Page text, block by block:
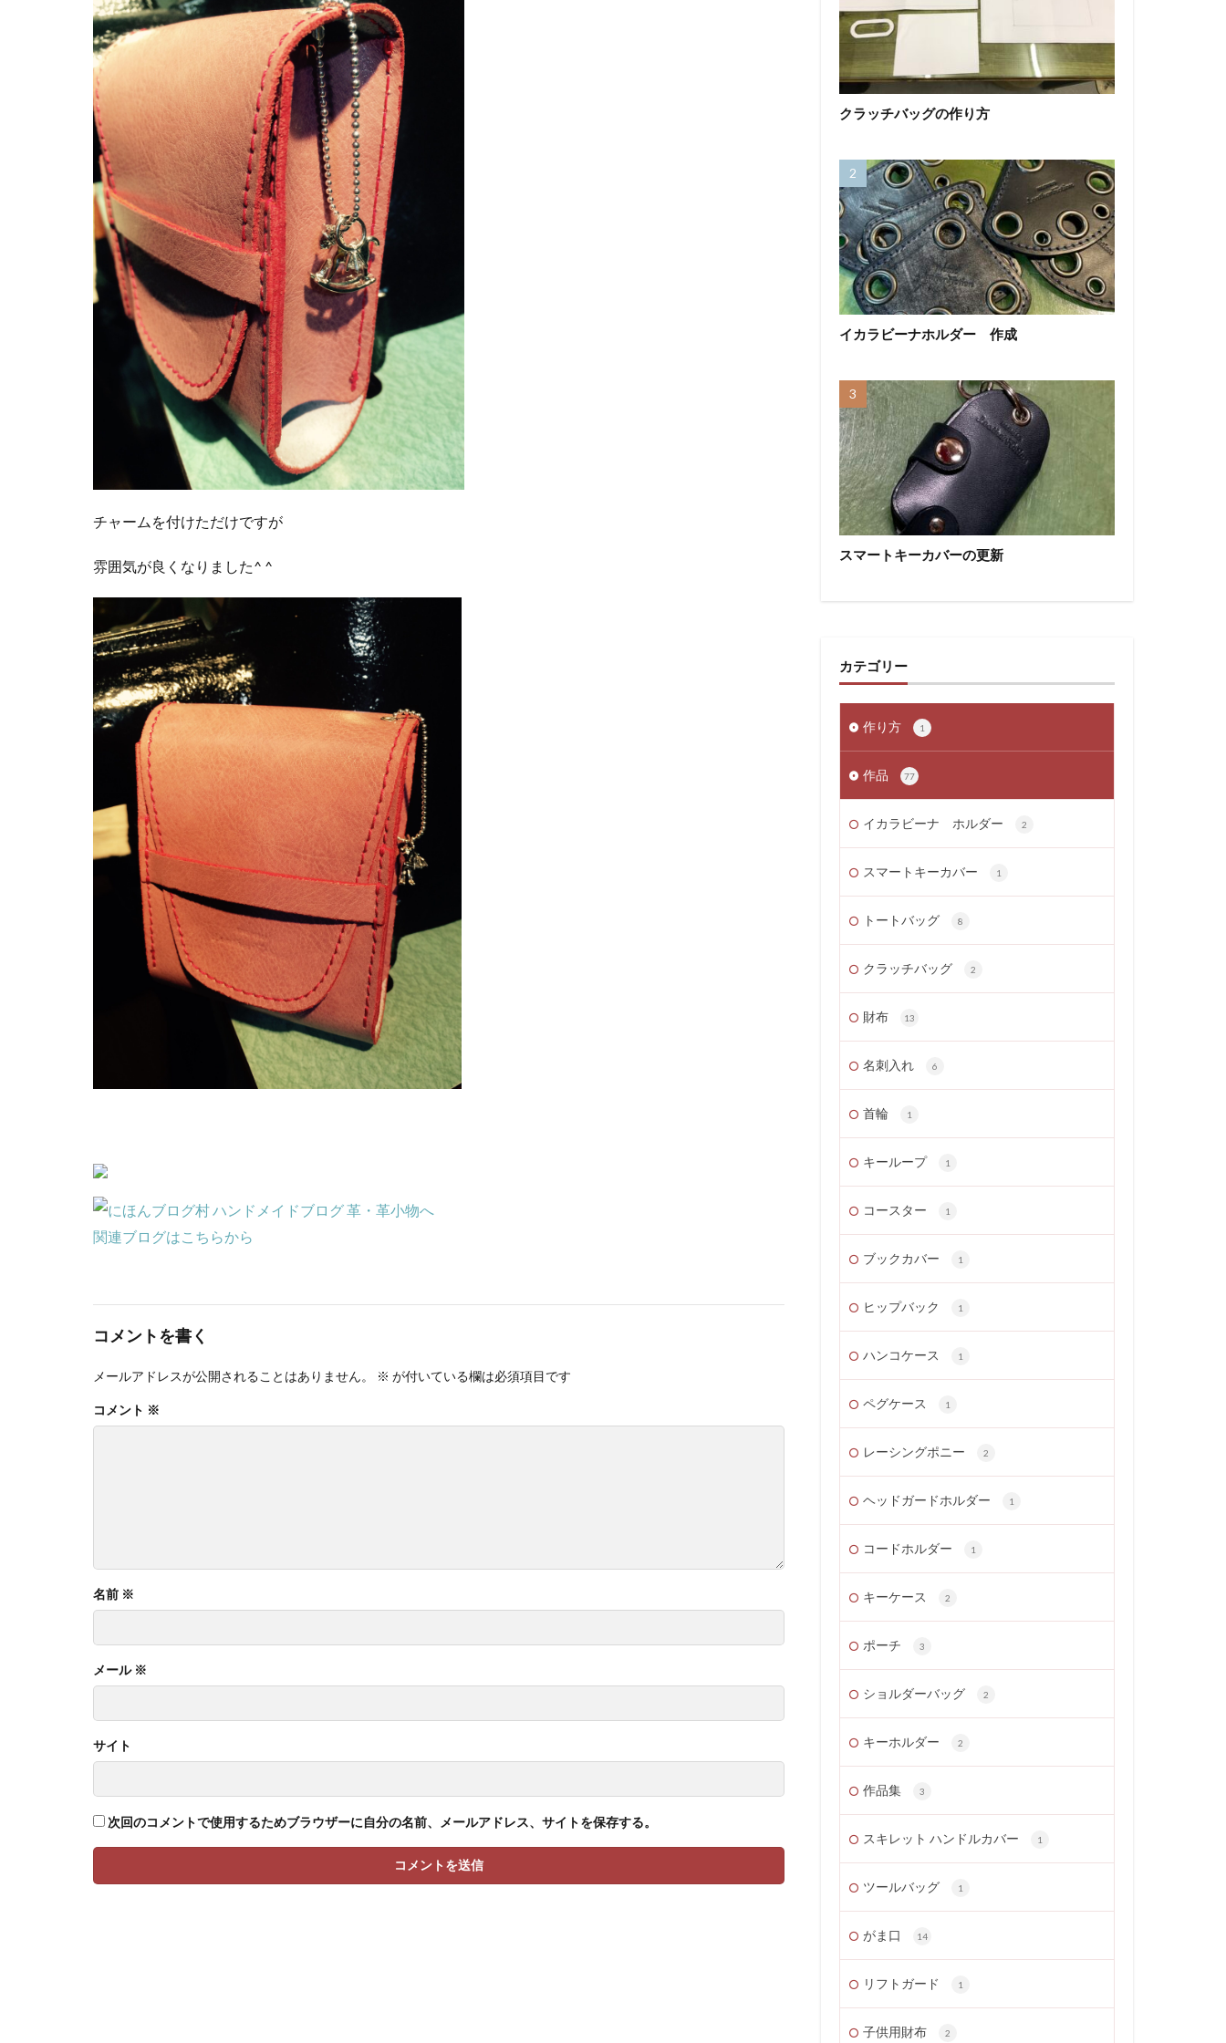
チャームを付けただけですが
雰囲気が良くなりました^ ^
関連ブログはこちらから
コメントを書く
メールアドレスが公開されることはありません。 ※ が付いている欄は必須項目です
コメント ※
名前 ※
メール ※
サイト
次回のコメントで使用するためブラウザーに自分の名前、メールアドレス、サイトを保存する。
クラッチバッグの作り方
イカラビーナホルダー 作成
スマートキーカバーの更新
カテゴリー
作り方 1
作品 77
イカラビーナ ホルダー 2
スマートキーカバー 1
トートバッグ 8
クラッチバッグ 2
財布 13
名刺入れ 6
首輪 1
キーループ 1
コースター 1
ブックカバー 1
ヒップバック 1
ハンコケース 1
ペグケース 1
レーシングポニー 2
ヘッドガードホルダー 1
コードホルダー 1
キーケース 2
ポーチ 3
ショルダーバッグ 2
キーホルダー 2
作品集 3
スキレット ハンドルカバー 1
ツールバッグ 1
がま口 14
リフトガード 1
子供用財布 2